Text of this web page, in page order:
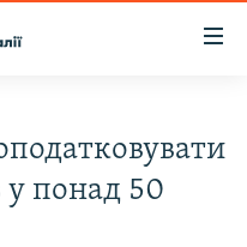
у понад 50